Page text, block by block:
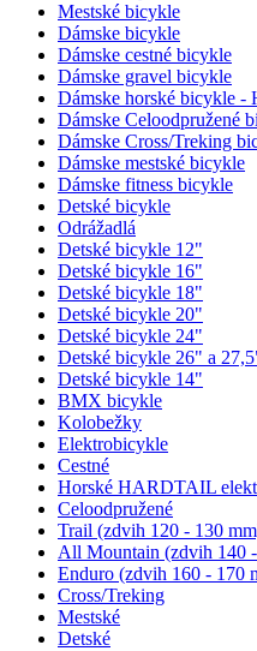
Mestské bicykle
Dámske bicykle
Dámske cestné bicykle
Dámske gravel bicykle
Dámske horské bicykle
Dámske Celoodpružené
Dámske Cross/Treking
Dámske mestské bicykle
Dámske fitness bicykle
Detské bicykle
Odrážadlá
Detské bicykle 12"
Detské bicykle 16"
Detské bicykle 18"
Detské bicykle 20"
Detské bicykle 24"
Detské bicykle 26" a
Detské bicykle 14"
BMX bicykle
Kolobežky
Elektrobicykle
Cestné
Horské HARDTAIL
Celoodpružené
Trail (zdvih 120 - 130
All Mountain (zdvih 140
Enduro (zdvih 160 - 170
Cross/Treking
Mestské
Detské